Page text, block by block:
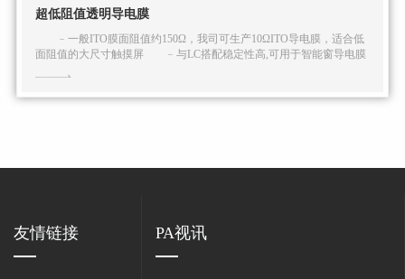
超低阻值透明导电膜
﹣一般ITO膜面阻值约150Ω，我司可生产10ΩITO导电膜，适合低
面阻值的大尺寸触摸屏 ﹣与LC搭配稳定性高,可用于智能窗导电膜
友情链接 PA视讯